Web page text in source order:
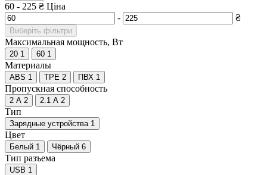
60 - 225 ₴ Ціна
-
₴
Виберіть фільтри
Максимальная мощность, Вт
20 1 60 1
Материалы
ABS 1 TPE 2 ПВХ 1
Пропускная способность
2 А 2 2.1 А 2
Тип
Зарядные устройства 1
Цвет
Белый 1 Чёрный 6
Тип разъема
USB 1